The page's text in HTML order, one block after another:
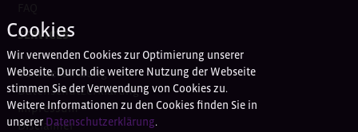
SERVICES
Kontakt
Bankverbindung
Datenschutzerklärung
Impressum
Disclaimer
Cookies
Wir verwenden Cookies zur Optimierung unserer
Webseite. Durch die weitere Nutzung der Webseite
stimmen Sie der Verwendung von Cookies zu.
Weitere Informationen zu den Cookies finden Sie in
unserer Datenschutzerklärung.